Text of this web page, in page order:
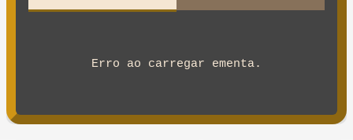
Erro ao carregar ementa.